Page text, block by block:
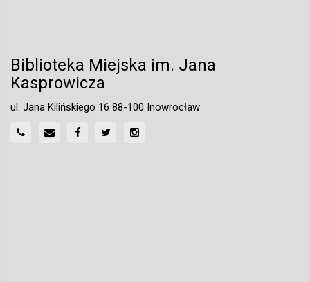
Biblioteka Miejska im. Jana
Kasprowicza
ul. Jana Kilińskiego 16 88-100 Inowrocław